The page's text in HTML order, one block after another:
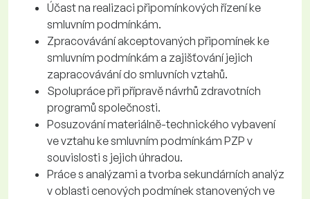
Účast na realizaci připomínkových řízení ke
smluvním podmínkám.
Zpracovávání akceptovaných připomínek ke
smluvním podmínkám a zajišťování jejich
zapracovávání do smluvních vztahů.
Spolupráce při přípravě návrhů zdravotních
programů společnosti.
Posuzování materiálně-technického vybavení
ve vztahu ke smluvním podmínkám PZP v
souvislosti s jejich úhradou.
Práce s analýzami a tvorba sekundárních analýz
v oblasti cenových podmínek stanovených ve